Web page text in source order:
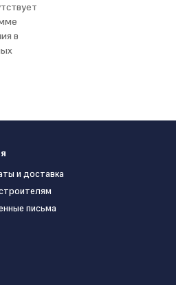
в
и доставка
письма